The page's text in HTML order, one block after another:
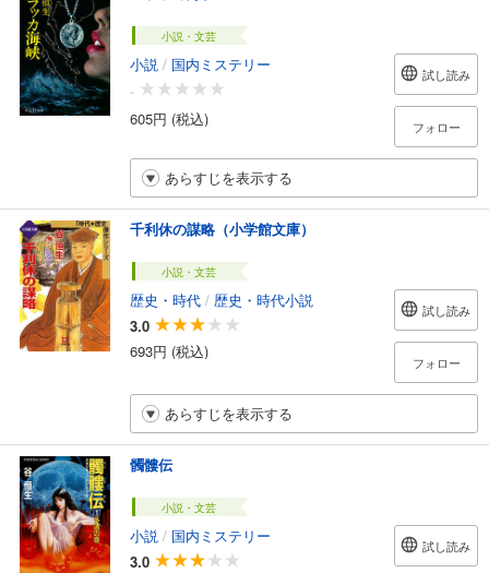
小説・文芸
小説 / 国内ミステリー
-
605円 (税込)
試し読み
フォロー
あらすじを表示する
千利休の謀略（小学館文庫）
小説・文芸
歴史・時代 / 歴史・時代小説
3.0
693円 (税込)
試し読み
フォロー
あらすじを表示する
髑髏伝
小説・文芸
小説 / 国内ミステリー
3.0
試し読み